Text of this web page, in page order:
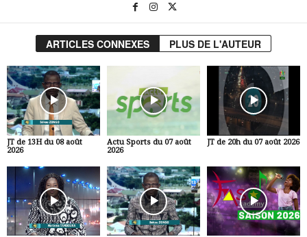
ARTICLES CONNEXES PLUS DE L'AUTEUR
JT de 13H du 08 août
2026
Actu Sports du 07 août
2026
JT de 20h du 07 août 2026